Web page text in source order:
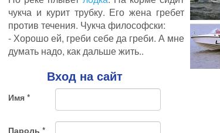
чукча и курит трубку. Его жена гребет
против течения. Чукча философски:
- Хорошо ей, греби себе да греби. А мне
думать надо, как дальше жить..
Вход на сайт
Имя *
Пароль *